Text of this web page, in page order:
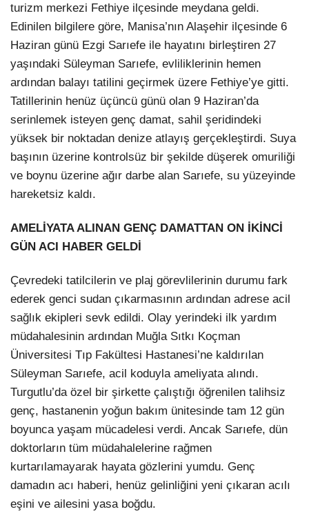
turizm merkezi Fethiye ilçesinde meydana geldi.
Edinilen bilgilere göre, Manisa’nın Alaşehir ilçesinde 6
Haziran günü Ezgi Sarıefe ile hayatını birleştiren 27
yaşındaki Süleyman Sarıefe, evliliklerinin hemen
ardından balayı tatilini geçirmek üzere Fethiye’ye gitti.
Tatillerinin henüz üçüncü günü olan 9 Haziran’da
serinlemek isteyen genç damat, sahil şeridindeki
yüksek bir noktadan denize atlayış gerçekleştirdi. Suya
başının üzerine kontrolsüz bir şekilde düşerek omuriliği
ve boynu üzerine ağır darbe alan Sarıefe, su yüzeyinde
hareketsiz kaldı.
AMELİYATA ALINAN GENÇ DAMATTAN ON İKİNCİ
GÜN ACI HABER GELDİ
Çevredeki tatilcilerin ve plaj görevlilerinin durumu fark
ederek genci sudan çıkarmasının ardından adrese acil
sağlık ekipleri sevk edildi. Olay yerindeki ilk yardım
müdahalesinin ardından Muğla Sıtkı Koçman
Üniversitesi Tıp Fakültesi Hastanesi’ne kaldırılan
Süleyman Sarıefe, acil koduyla ameliyata alındı.
Turgutlu’da özel bir şirkette çalıştığı öğrenilen talihsiz
genç, hastanenin yoğun bakım ünitesinde tam 12 gün
boyunca yaşam mücadelesi verdi. Ancak Sarıefe, dün
doktorların tüm müdahalelerine rağmen
kurtarılamayarak hayata gözlerini yumdu. Genç
damadın acı haberi, henüz gelinliğini yeni çıkaran acılı
eşini ve ailesini yasa boğdu.